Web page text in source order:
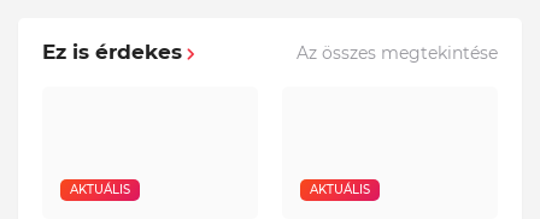
Ez is érdekes Az összes megtekintése
AKTUÁLIS AKTUÁLIS